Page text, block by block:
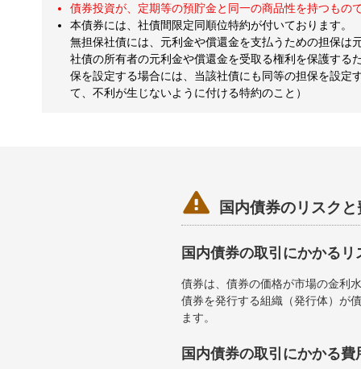
債券投資が、定期等の預貯金と同一の商品性を持つもの
本債券には、社債間限定同順位特約が付いております。
無担保社債には、元利金や償還金を支払うための担保は
社債の所有者の元利金や償還金を受取る権利を保護する
保を設定する場合には、当該社債にも同等の担保を設定
て、不利が生じないように付ける特約のこと）
 国内債券のリスク
国内債券の取引にかかるリ
債券は、債券の価格が市場の金利
債券を発行する組織（発行体）が
ます。
国内債券の取引にかかる費